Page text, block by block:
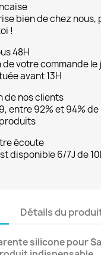
bien de chez nous,
!
48H
votre commande le
avant 13H
de nos clients
entre 92% et 94%
écoute
disponible 6/7J de
Détails du
silicone pour